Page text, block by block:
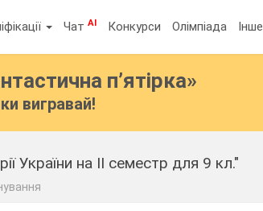
ЧатAI Конкурси Олімпіада Інше
п’ятірка»
вигравай!
України на ІІ семестр для 9 кл."